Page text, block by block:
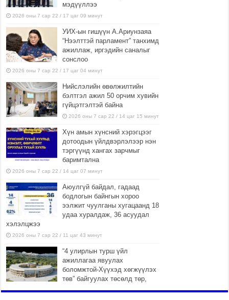
мэдүүллээ
2026 оны 7 сар 22 / 17 цаг 09 минут
УИХ-ын гишүүн А.Ариунзаяа
“Нээлттэй парламент” танхимд
ажиллаж, иргэдийн саналыг
сонслоо
2026 оны 7 сар 22 / 17 цаг 04 минут
Нийслэлийн өвөлжилтийн
бэлтгэл ажил 50 орчим хувийн
гүйцэтгэлтэй байна
2026 оны 7 сар 22 / 14 цаг 15 минут
Хүн амын хүнсний хэрэгцээг
дотоодын үйлдвэрлэлээр нэн
тэргүүнд хангах зарчмыг
баримтална
2026 оны 7 сар 22 / 14 цаг 07 минут
Аюулгүй байдал, гадаад
бодлогын байнгын хороо
ээлжит чуулганы хугацаанд 18
удаа хуралдаж, 36 асуудал
хэлэлцжээ
2026 оны 7 сар 22 / 11 цаг 43 минут
“4 улирлын турш үйл
ажиллагаа явуулах
боломжтой-Хүүхэд хөгжүүлэх
төв” байгуулах төсөлд төр,